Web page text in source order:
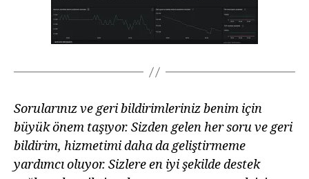
Sorularınız ve geri bildirimleriniz benim için
büyük önem taşıyor. Sizden gelen her soru ve geri
bildirim, hizmetimi daha da geliştirmeme
yardımcı oluyor. Sizlere en iyi şekilde destek